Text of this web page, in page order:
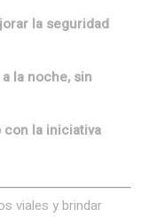
la seguridad
la noche, sin
la iniciativa
viales y brindar